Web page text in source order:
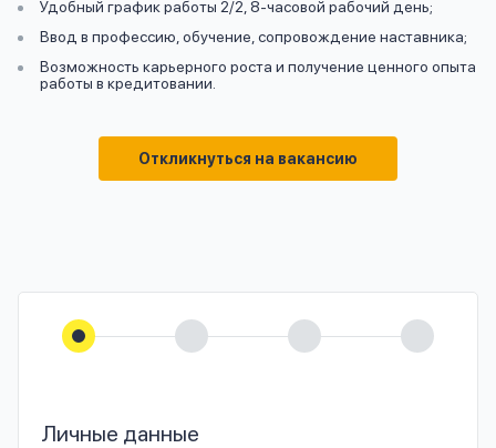
Удобный график работы 2/2, 8-часовой рабочий день;
Ввод в профессию, обучение, сопровождение наставника;
Возможность карьерного роста и получение ценного опыта
работы в кредитовании.
Откликнуться на вакансию
Личные данные